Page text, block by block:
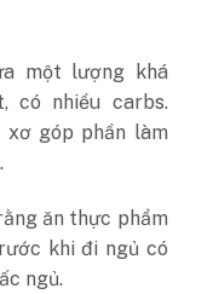
một lượng khá
có nhiều carbs.
góp phần làm
ăn thực phẩm
khi đi ngủ có
ngủ.